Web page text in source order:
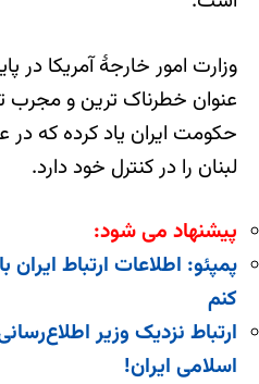
وزارت امور خارجۀ آمریکا در
عنوان خطرناک ترین و مجرب
حکومت ایران یاد کرده که
لبنان را در کنترل خود دارد.
پیشنهاد می شود:
پمپئو: اطلاعات ارتباط ایران
کنم
ارتباط نزدیک وزیر
اسلامی ایران!